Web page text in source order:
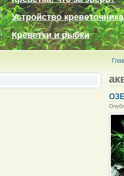
Устройство креветочника
Креветки и рыбки